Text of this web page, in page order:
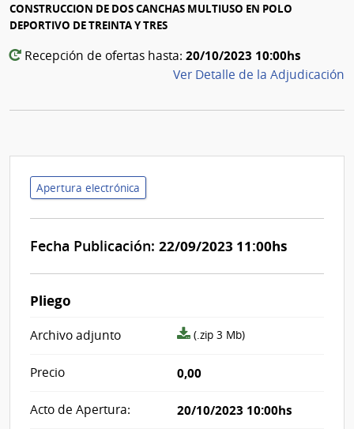
CONSTRUCCION DE DOS CANCHAS MULTIUSO EN POLO
DEPORTIVO DE TREINTA Y TRES
Recepción de ofertas hasta: 20/10/2023 10:00hs
Ver Detalle de la Adjudicación
Apertura electrónica
Fecha Publicación: 22/09/2023 11:00hs
Pliego
Archivo adjunto
archivo
(.zip 3 Mb)
Precio 0,00
Acto de Apertura: 20/10/2023 10:00hs